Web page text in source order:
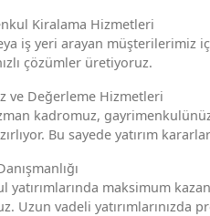
Kiralama Hizmetleri
iş yeri arayan
çözümler üretiyoruz.
ve Değerleme Hizmetleri
kadromuz,
Bu sayede yatırım
yatırımlarında maksimum
Uzun vadeli yatırımlarınızda